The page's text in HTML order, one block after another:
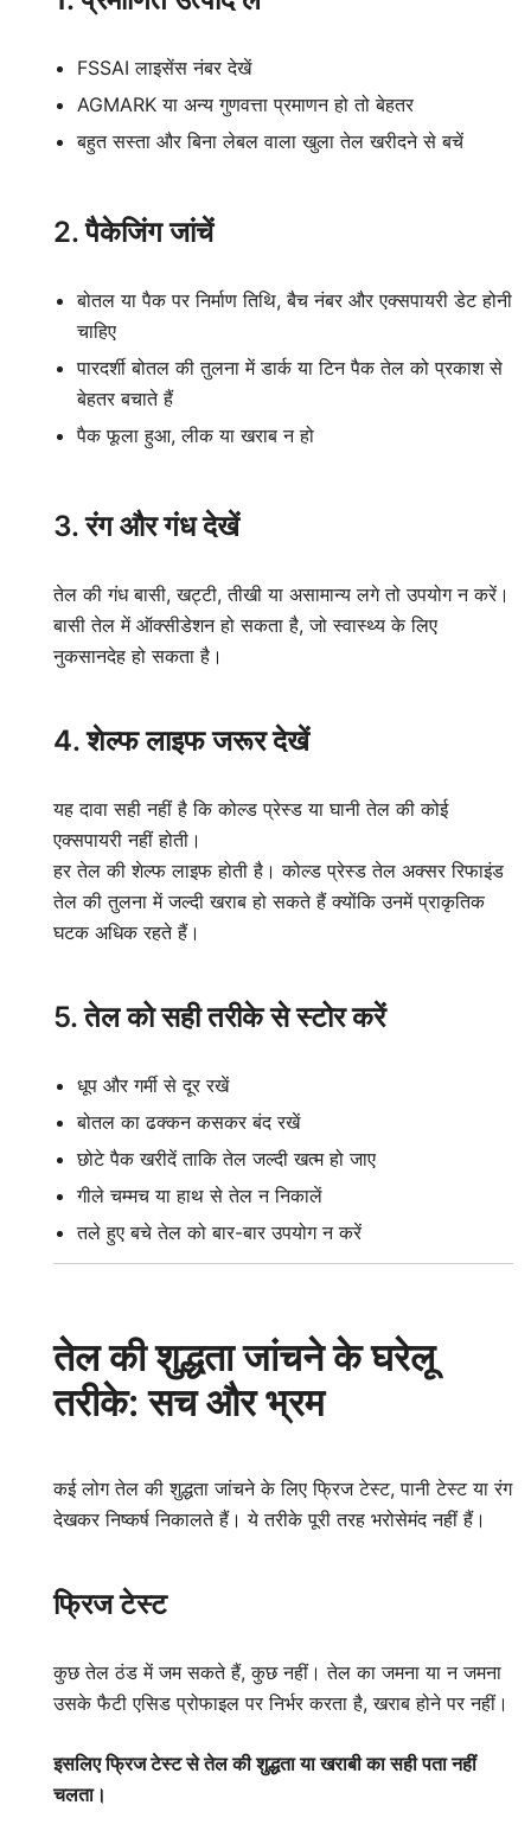
FSSAI लाइसेंस नंबर देखें
AGMARK या अन्य गुणवत्ता प्रमाणन हो तो बेहतर
बहुत सस्ता और बिना लेबल वाला खुला तेल खरीदने से बचें
2. पैकेजिंग जांचें
बोतल या पैक पर निर्माण तिथि, बैच नंबर और एक्सपायरी डेट होनी
चाहिए
पारदर्शी बोतल की तुलना में डार्क या टिन पैक तेल को प्रकाश से
बेहतर बचाते हैं
पैक फूला हुआ, लीक या खराब न हो
3. रंग और गंध देखें
तेल की गंध बासी, खट्टी, तीखी या असामान्य लगे तो उपयोग न करें।
बासी तेल में ऑक्सीडेशन हो सकता है, जो स्वास्थ्य के लिए
नुकसानदेह हो सकता है।
4. शेल्फ लाइफ जरूर देखें
यह दावा सही नहीं है कि कोल्ड प्रेस्ड या घानी तेल की कोई
एक्सपायरी नहीं होती।
हर तेल की शेल्फ लाइफ होती है। कोल्ड प्रेस्ड तेल अक्सर रिफाइंड
तेल की तुलना में जल्दी खराब हो सकते हैं क्योंकि उनमें प्राकृतिक
घटक अधिक रहते हैं।
5. तेल को सही तरीके से स्टोर करें
धूप और गर्मी से दूर रखें
बोतल का ढक्कन कसकर बंद रखें
छोटे पैक खरीदें ताकि तेल जल्दी खत्म हो जाए
गीले चम्मच या हाथ से तेल न निकालें
तले हुए बचे तेल को बार-बार उपयोग न करें
तेल की शुद्धता जांचने के घरेलू
तरीके: सच और भ्रम
कई लोग तेल की शुद्धता जांचने के लिए फ्रिज टेस्ट, पानी टेस्ट या रंग
देखकर निष्कर्ष निकालते हैं। ये तरीके पूरी तरह भरोसेमंद नहीं हैं।
फ्रिज टेस्ट
कुछ तेल ठंड में जम सकते हैं, कुछ नहीं। तेल का जमना या न जमना
उसके फैटी एसिड प्रोफाइल पर निर्भर करता है, खराब होने पर नहीं।
इसलिए फ्रिज टेस्ट से तेल की शुद्धता या खराबी का सही पता नहीं
चलता।